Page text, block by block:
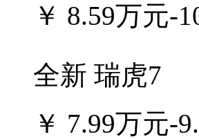
￥ 8.59万元-
全新 瑞虎7
￥ 7.99万元-